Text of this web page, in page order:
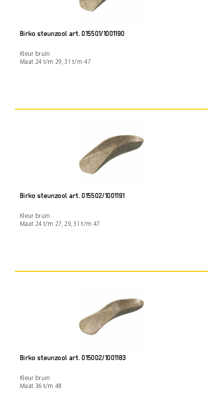
Birko steunzool art. 015501/1001190
Kleur bruin
Maat 24 t/m 29, 31 t/m 47
Birko steunzool art. 015502/1001191
Kleur bruin
Maat 24 t/m 27, 29, 31 t/m 47
Birko steunzool art. 015002/1001183
Kleur bruin
Maat 36 t/m 48